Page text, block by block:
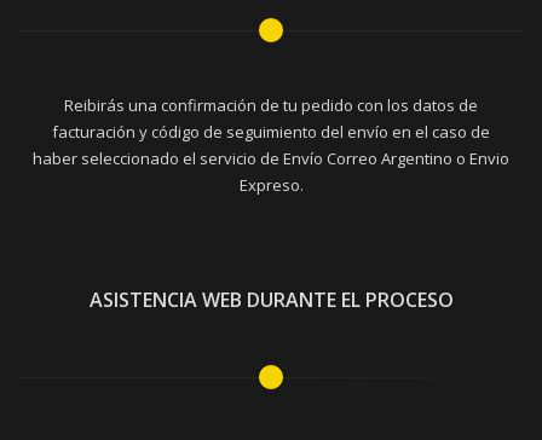
Reibirás una confirmación de tu pedido con los datos de
facturación y código de seguimiento del envío en el caso de
haber seleccionado el servicio de Envío Correo Argentino o Envio
Expreso.
ASISTENCIA WEB DURANTE EL PROCESO